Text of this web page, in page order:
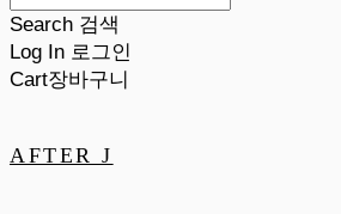
Search 검색
Log In 로그인
Cart장바구니
AFTER J